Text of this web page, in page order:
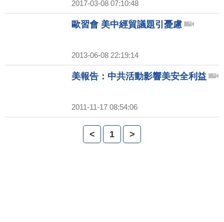
2017-03-08 07:10:48
歐習會 美中經貿議題引憂慮
2013-06-08 22:19:14
美報告：中共活動影響美安全利益
2011-11-17 08:54:06
< 1 >